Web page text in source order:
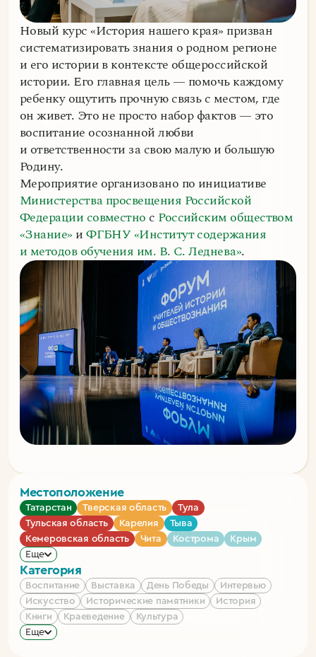
Новый курс «История нашего края» призван
систематизировать знания о родном регионе
и его истории в контексте общероссийской
истории. Его главная цель — помочь каждому
ребенку ощутить прочную связь с местом, где
он живет. Это не просто набор фактов — это
воспитание осознанной любви
и ответственности за свою малую и большую
Родину.
Мероприятие организовано по инициативе
Министерства просвещения Российской
Федерации совместно с Российским обществом
«Знание» иФГБНУ «Институт содержания
и методов обучения им. В. С. Леднева».
Местоположение
Татарстан Тверская область
Тула
Тульская область
Карелия
Тыва
Кемеровская область
Чита Кострома
Крым
Еще
Категория
Воспитание Выставка День Победы
Интервью
Искусство
Исторические памятники
История
Книги
Краеведение
Культура
Еще